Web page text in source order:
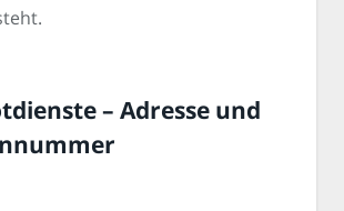
– Adresse und